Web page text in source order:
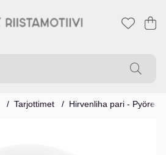
.
Tarjottimet Hirvenliha pari - Pyöreä